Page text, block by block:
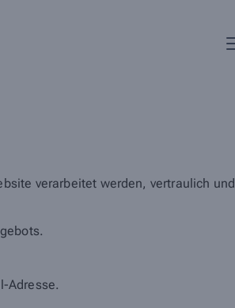
verarbeitet werden, vertraulich und
Adresse.